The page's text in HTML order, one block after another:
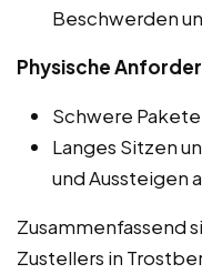
Beschwerden
Physische
Schwere
Langes Sitzen
und Aussteigen
Zusammenfassend
Zustellers in